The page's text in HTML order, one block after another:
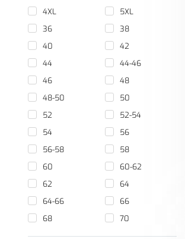
4XL
5XL
36
38
40
42
44
44-46
46
48
48-50
50
52
52-54
54
56
56-58
58
60
60-62
62
64
64-66
66
68
70